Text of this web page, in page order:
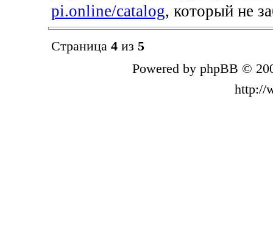
pi.online/catalog, который не
Страница 4из 5
Powered by phpBB ©
http://